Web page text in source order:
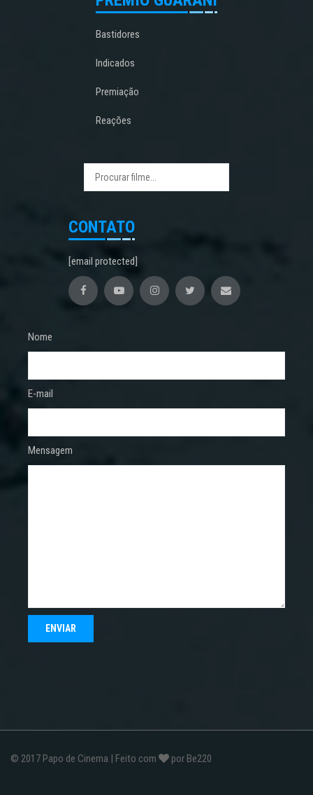
Bastidores
Indicados
Premiação
Reações
CONTATO
[email protected]
Nome
E-mail
Mensagem
© 2017 Papo de Cinema | Feito com por Be220